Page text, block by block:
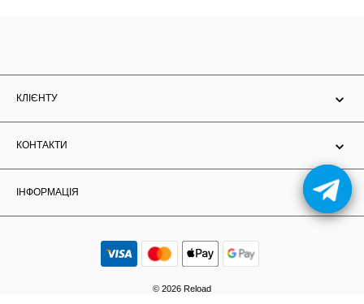
КЛІЄНТУ
КОНТАКТИ
ІНФОРМАЦІЯ
© 2026 Reload